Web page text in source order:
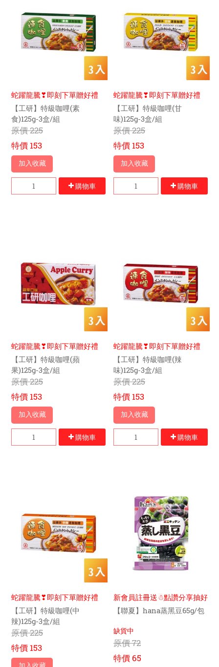
蛇躍龍騰❣即刻下單贈好禮
【工研】特級咖哩(素
食)125g-3盒/組
原價225
特價 153
加入收藏
購物車
蛇躍龍騰❣即刻下單贈好禮
【工研】特級咖哩(甘
味)125g-3盒/組
原價225
特價 153
加入收藏
購物車
蛇躍龍騰❣即刻下單贈好禮
【工研】特級咖哩(蘋
果)125g-3盒/組
原價225
特價 153
加入收藏
購物車
蛇躍龍騰❣即刻下單贈好禮
【工研】特級咖哩(辣
味)125g-3盒/組
原價225
特價 153
加入收藏
購物車
蛇躍龍騰❣即刻下單贈好禮
【工研】特級咖哩(中
辣)125g-3盒/組
原價225
特價 153
新會員註冊送☃點讚分享抽好
禮【聯夏】hana蒸黑豆65g/包
缺貨中
原價72
特價 65